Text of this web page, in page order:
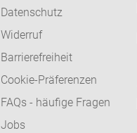
Datenschutz
Widerruf
Barrierefreiheit
Cookie-Präferenzen
FAQs - häufige Fragen
Jobs